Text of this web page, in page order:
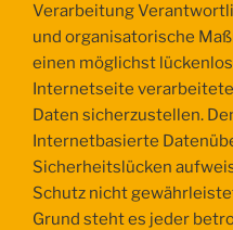
Verarbeitung
und organisatorische
einen möglichst
Internetseite
Daten sicherzustellen.
Internetbasierte
Sicherheitslücken
Schutz nicht
Grund steht es jeder